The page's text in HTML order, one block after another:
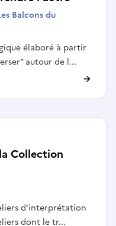
Balcons du
élaboré à partir
autour de l...
Collection
d'interprétation
dont le tr...